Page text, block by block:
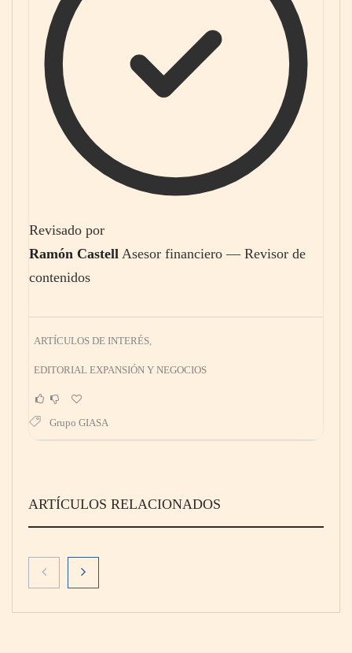
Revisado por
Ramón Castell Asesor financiero — Revisor de
contenidos
ARTÍCULOS DE INTERÉS
EDITORIAL EXPANSIÓN Y NEGOCIOS
Grupo GIASA
ARTÍCULOS RELACIONADOS